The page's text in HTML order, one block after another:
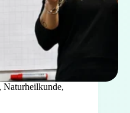
, Naturheilkunde,